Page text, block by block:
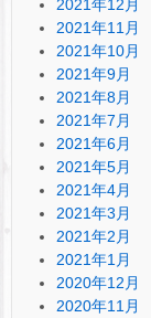
2021年12月
2021年11月
2021年10月
2021年9月
2021年8月
2021年7月
2021年6月
2021年5月
2021年4月
2021年3月
2021年2月
2021年1月
2020年12月
2020年11月